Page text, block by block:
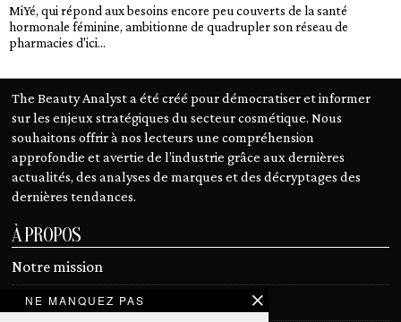
MiYé, qui répond aux besoins encore peu couverts de la santé
hormonale féminine, ambitionne de quadrupler son réseau de
pharmacies d'ici...
The Beauty Analyst a été créé pour démocratiser et informer
sur les enjeux stratégiques du secteur cosmétique. Nous
souhaitons offrir à nos lecteurs une compréhension
approfondie et avertie de l’industrie grâce aux dernières
actualités, des analyses de marques et des décryptages des
dernières tendances.
À PROPOS
Notre mission
Devenir contributeur
NE MANQUEZ PAS